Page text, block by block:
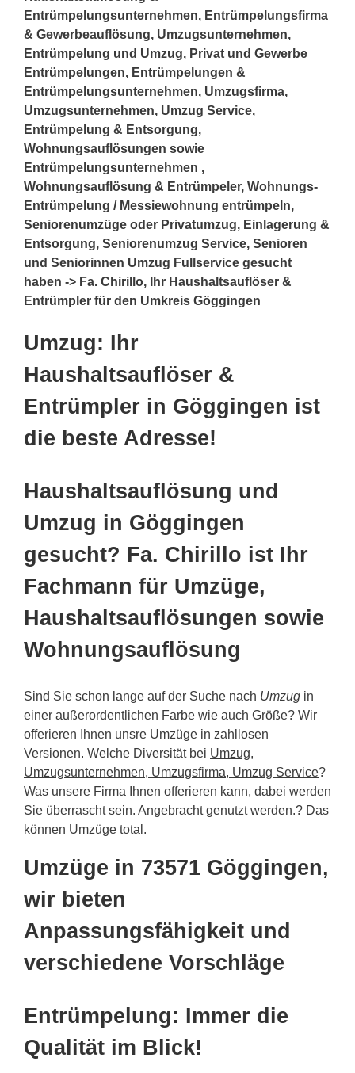
Entrümpelungsunternehmen, Entrümpelungsfirma
& Gewerbeauflösung, Umzugsunternehmen,
Entrümpelung und Umzug, Privat und Gewerbe
Entrümpelungen, Entrümpelungen &
Entrümpelungsunternehmen, Umzugsfirma,
Umzugsunternehmen, Umzug Service,
Entrümpelung & Entsorgung,
Wohnungsauflösungen sowie
Entrümpelungsunternehmen ,
Wohnungsauflösung & Entrümpeler, Wohnungs-
Entrümpelung / Messiewohnung entrümpeln,
Seniorenumzüge oder Privatumzug, Einlagerung &
Entsorgung, Seniorenumzug Service, Senioren
und Seniorinnen Umzug Fullservice gesucht
haben -> Fa. Chirillo, Ihr Haushaltsauflöser &
Entrümpler für den Umkreis Göggingen
Umzug: Ihr
Haushaltsauflöser &
Entrümpler in Göggingen ist
die beste Adresse!
Haushaltsauflösung und
Umzug in Göggingen
gesucht? Fa. Chirillo ist Ihr
Fachmann für Umzüge,
Haushaltsauflösungen sowie
Wohnungsauflösung
Sind Sie schon lange auf der Suche nach Umzug in
einer außerordentlichen Farbe wie auch Größe? Wir
offerieren Ihnen unsre Umzüge in zahllosen
Versionen. Welche Diversität bei Umzug,
Umzugsunternehmen, Umzugsfirma, Umzug Service?
Was unsere Firma Ihnen offerieren kann, dabei werden
Sie überrascht sein. Angebracht genutzt werden.? Das
können Umzüge total.
Umzüge in 73571 Göggingen,
wir bieten
Anpassungsfähigkeit und
verschiedene Vorschläge
Entrümpelung: Immer die
Qualität im Blick!